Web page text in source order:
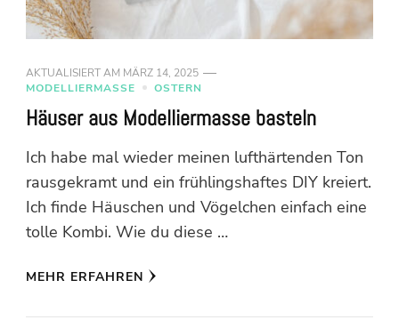
AKTUALISIERT AM MÄRZ 14, 2025
MODELLIERMASSE
OSTERN
Häuser aus Modelliermasse basteln
Ich habe mal wieder meinen lufthärtenden Ton
rausgekramt und ein frühlingshaftes DIY kreiert.
Ich finde Häuschen und Vögelchen einfach eine
tolle Kombi. Wie du diese …
MEHR ERFAHREN